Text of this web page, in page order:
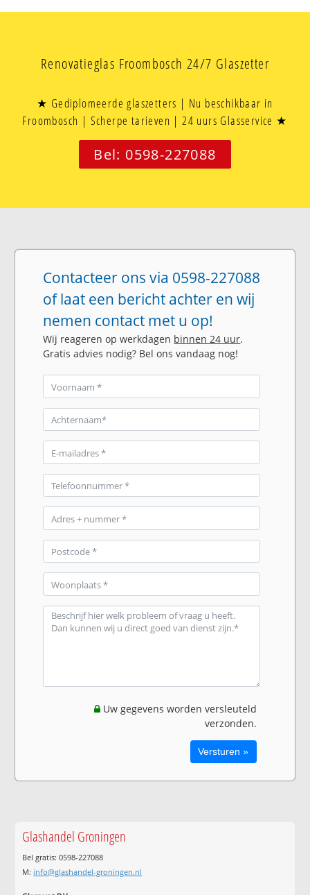
Renovatieglas Froombosch 24/7 Glaszetter
★ Gediplomeerde glaszetters | Nu beschikbaar in
Froombosch | Scherpe tarieven | 24 uurs Glasservice ★
Bel: 0598-227088
Contacteer ons via 0598-227088
of laat een bericht achter en wij
nemen contact met u op!
Wij reageren op werkdagen binnen 24 uur.
Gratis advies nodig? Bel ons vandaag nog!
Uw gegevens worden versleuteld
verzonden.
Glashandel Groningen
Bel gratis: 0598-227088
M: info@glashandel-groningen.nl